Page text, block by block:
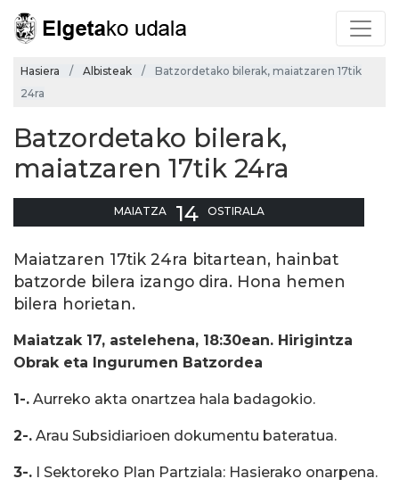
Hasiera Albisteak
Batzordetako bilerak, maiatzaren 17tik
24ra
Batzordetako bilerak,
maiatzaren 17tik 24ra
MAIATZA 14 OSTIRALA
Maiatzaren 17tik 24ra bitartean, hainbat
batzorde bilera izango dira. Hona hemen
bilera horietan.
Maiatzak 17, astelehena, 18:30ean. Hirigintza
Obrak eta Ingurumen Batzordea
1-. Aurreko akta onartzea hala badagokio.
2-. Arau Subsidiarioen dokumentu bateratua.
3-. I Sektoreko Plan Partziala: Hasierako onarpena.